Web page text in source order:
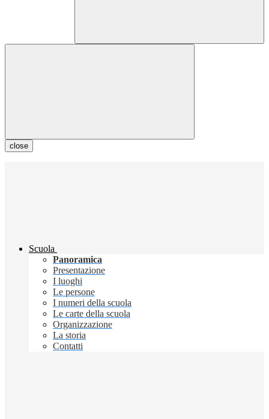
close
Scuola
Panoramica
Presentazione
I luoghi
Le persone
I numeri della scuola
Le carte della scuola
Organizzazione
La storia
Contatti